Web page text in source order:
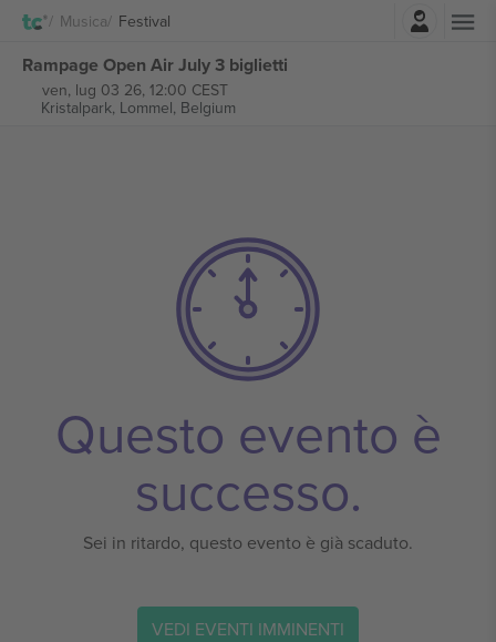
Musica Festival
Rampage Open Air July 3 biglietti
ven, lug 03 26, 12:00 CEST
Kristalpark, Lommel, Belgium
Questo evento è
successo.
Sei in ritardo, questo evento è già scaduto.
VEDI EVENTI IMMINENTI